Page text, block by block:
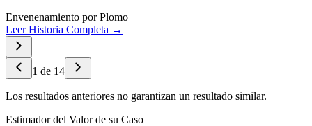
Envenenamiento por Plomo
Leer Historia Completa →
1 de 14
Los resultados anteriores no garantizan un resultado similar.
Estimador del Valor de su Caso